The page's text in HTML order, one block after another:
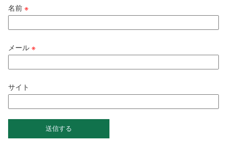
名前※
メール※
サイト